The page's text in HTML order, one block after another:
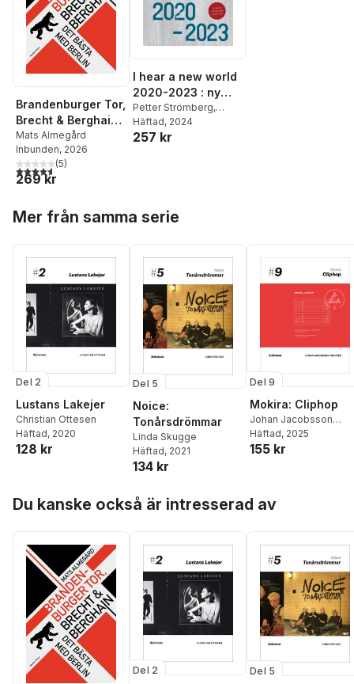
Brandenburger Tor,
Brecht & Berghain -
Det bästa med
Berlin
Mats Almegård
Inbunden, 2026
4,6utav 5 stjärnor. Totalt antal röster:
(5)
269 kr
I hear a new world
2020-2023 : ny
musik för hållbar
utveckling
Petter Strömberg,
Fredrik Thorén
Franzén,
Ellerström
Häftad, 2024
257 kr
Mer från samma serie
Del 2
Lustans Lakejer
Christian Ottesen
Häftad, 2020
128 kr
Del 5
Noice:
Tonårsdrömmar
Linda Skugge
Häftad, 2021
134 kr
Del 9
Mokira: Cliphop
Johan Jacobsson
Franzén
Häftad, 2025
155 kr
Du kanske också är intresserad av
Del 2 Del 5